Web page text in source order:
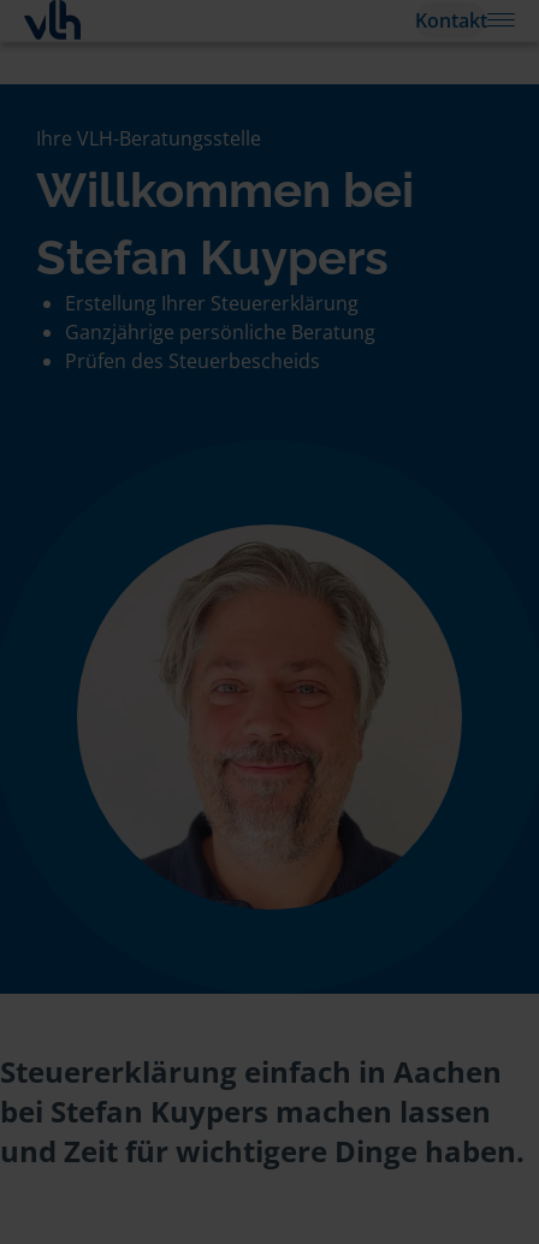
Kontakt
Ihre VLH-Beratungsstelle
Willkommen bei
Stefan Kuypers
Erstellung Ihrer Steuererklärung
Ganzjährige persönliche Beratung
Prüfen des Steuerbescheids
Steuererklärung einfach in Aachen
bei Stefan Kuypers machen lassen
und Zeit für wichtigere Dinge haben.